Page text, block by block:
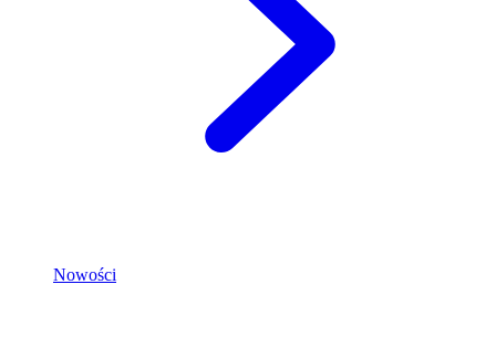
Nowości